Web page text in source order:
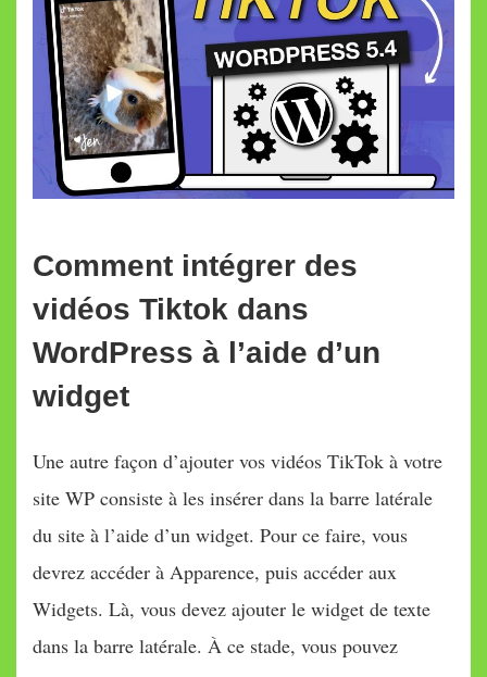
Comment intégrer des
vidéos Tiktok dans
WordPress à l’aide d’un
widget
Une autre façon d’ajouter vos vidéos TikTok à votre
site WP consiste à les insérer dans la barre latérale
du site à l’aide d’un widget. Pour ce faire, vous
devrez accéder à Apparence, puis accéder aux
Widgets. Là, vous devez ajouter le widget de texte
dans la barre latérale. À ce stade, vous pouvez